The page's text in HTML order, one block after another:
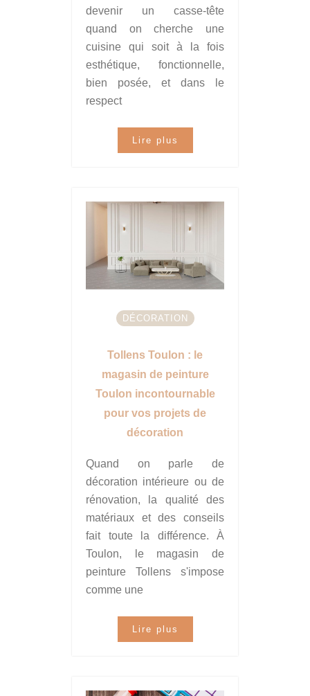
devenir un casse-tête
quand on cherche une
cuisine qui soit à la fois
esthétique, fonctionnelle,
bien posée, et dans le
respect
Lire plus
DÉCORATION
Tollens Toulon : le
magasin de peinture
Toulon incontournable
pour vos projets de
décoration
Quand on parle de
décoration intérieure ou de
rénovation, la qualité des
matériaux et des conseils
fait toute la différence. À
Toulon, le magasin de
peinture Tollens s'impose
comme une
Lire plus